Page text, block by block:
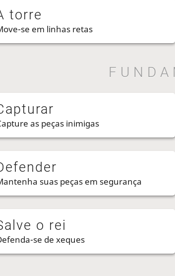
torre
se em linhas retas
as peças inimigas
suas peças em segurança
o rei
se de xeques